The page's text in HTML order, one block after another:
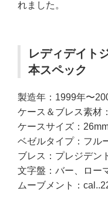
れました。
レディデイト
本スペック
製造年：1999年〜
ケース＆ブレス素材
ケースサイズ：
ベゼルタイプ：フル
ブレス：プレジデン
文字盤：バー、ロー
ムーブメント：